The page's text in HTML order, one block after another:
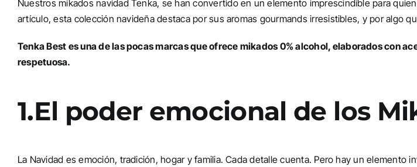
Nuestros mikados navidad Tenka, se han convertido en un elemento imprescindible para
artículo, esta colección navideña destaca por sus aromas gourmands irresistibles, y por algo
Tenka Best es una de las pocas marcas que ofrece mikados 0% alcohol, elaborados con
respetuosa.
1.El poder emocional de los
La Navidad es emoción, tradición, hogar y familia. Cada detalle cuenta. Pero hay un